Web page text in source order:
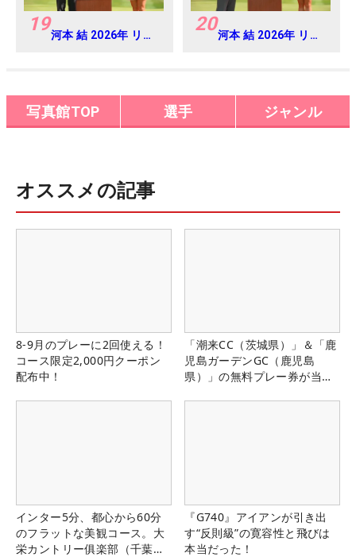
19河本 結 2026年 リゾ
20河本 結 2026年 リゾ
写真館TOP 選手 ジャンル
オススメの記事
8-9月のプレーに2回使える！
コース限定2,000円クーポン
配布中！
「潮来CC（茨城県）」＆「鹿
児島ガーデンGC（鹿児島
県）」の無料プレー券が当た
インター5分、都心から60分
のフラットな美観コース。大
栄カントリー俱楽部（千葉
『G740』アイアンが引き出
す“反則級”の寛容性と飛びは
本当だった！